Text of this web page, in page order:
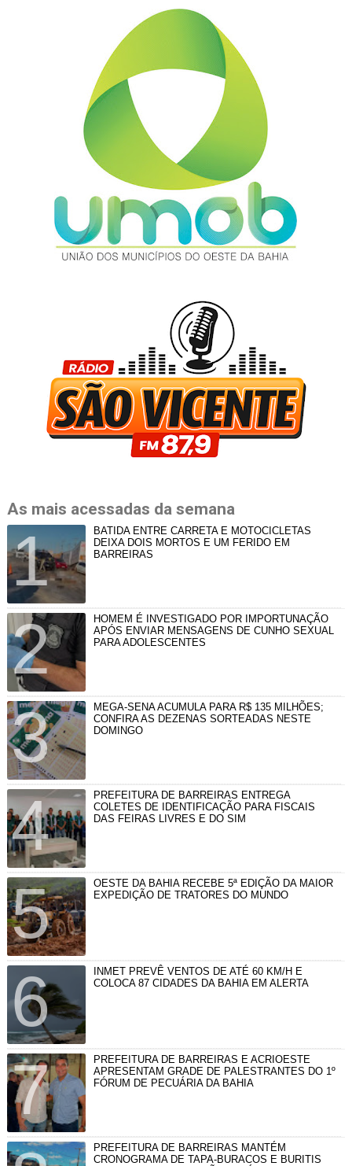
As mais acessadas da semana
BATIDA ENTRE CARRETA E MOTOCICLETAS
DEIXA DOIS MORTOS E UM FERIDO EM
BARREIRAS
HOMEM É INVESTIGADO POR IMPORTUNAÇÃO
APÓS ENVIAR MENSAGENS DE CUNHO SEXUAL
PARA ADOLESCENTES
MEGA-SENA ACUMULA PARA R$ 135 MILHÕES;
CONFIRA AS DEZENAS SORTEADAS NESTE
DOMINGO
PREFEITURA DE BARREIRAS ENTREGA
COLETES DE IDENTIFICAÇÃO PARA FISCAIS
DAS FEIRAS LIVRES E DO SIM
OESTE DA BAHIA RECEBE 5ª EDIÇÃO DA MAIOR
EXPEDIÇÃO DE TRATORES DO MUNDO
INMET PREVÊ VENTOS DE ATÉ 60 KM/H E
COLOCA 87 CIDADES DA BAHIA EM ALERTA
PREFEITURA DE BARREIRAS E ACRIOESTE
APRESENTAM GRADE DE PALESTRANTES DO 1º
FÓRUM DE PECUÁRIA DA BAHIA
PREFEITURA DE BARREIRAS MANTÉM
CRONOGRAMA DE TAPA-BURACOS E BURITIS